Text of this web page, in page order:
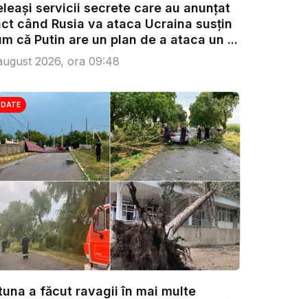
servicii secrete care au anunțat
când Rusia va ataca Ucraina susțin
că Putin are un plan de a ataca un ...
2026, ora 09:48
a făcut ravagii în mai multe